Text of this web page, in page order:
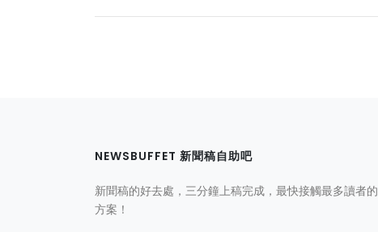
NEWSBUFFET 新聞稿自助吧
新聞稿的好去處，三分鐘上稿完成，最快接觸最多讀者的
方案！